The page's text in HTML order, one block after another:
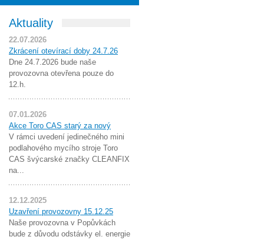
Aktuality
22.07.2026
Zkrácení otevírací doby 24.7.26
Dne 24.7.2026 bude naše
provozovna otevřena pouze do
12.h.
07.01.2026
Akce Toro CAS starý za nový
V rámci uvedení jedinečného mini
podlahového mycího stroje Toro
CAS švýcarské značky CLEANFIX
na...
12.12.2025
Uzavření provozovny 15.12.25
Naše provozovna v Popůvkách
bude z důvodu odstávky el. energie